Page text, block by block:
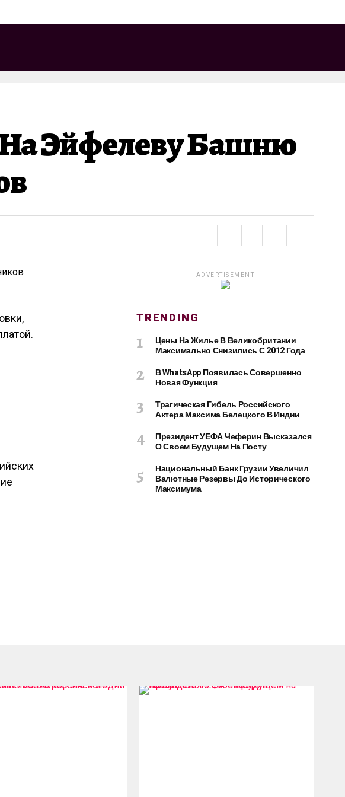
На Эйфелеву Башню
ADVERTISEMENT
TRENDING
Цены На Жилье В Великобритании
Максимально Снизились С 2012 Года
В WhatsApp Появилась Совершенно
Новая Функция
Трагическая Гибель Российского
Актера Максима Белецкого В Индии
Президент УЕФА Чеферин Высказался
О Своем Будущем На Посту
Национальный Банк Грузии Увеличил
Валютные Резервы До Исторического
Максимума